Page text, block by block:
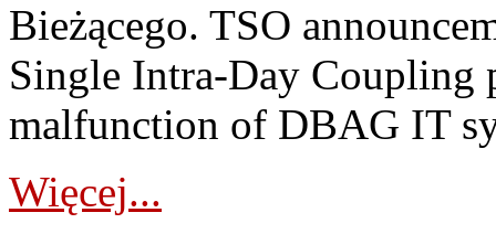
Bieżącego. TSO
Single Intra-Day Coupling
malfunction of DBAG IT
Więcej...